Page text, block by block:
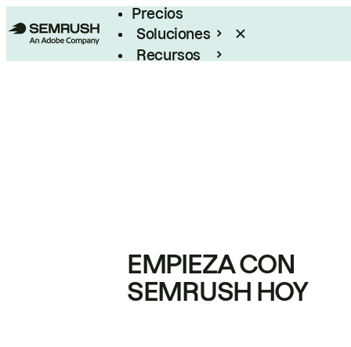
Precios
Soluciones
Recursos
EMPIEZA CON
SEMRUSH HOY